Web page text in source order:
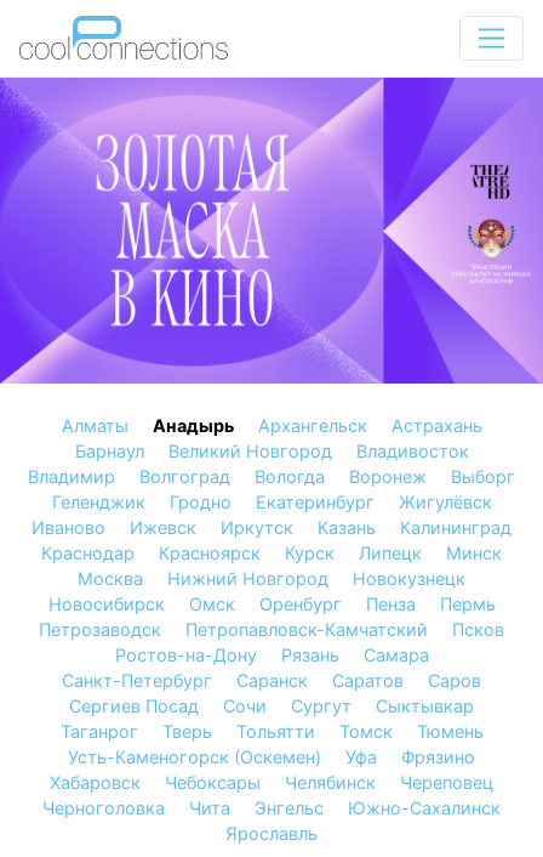
Алматы Анадырь Архангельск
Астрахань
Барнаул
Великий Новгород
Владивосток
Владимир
Волгоград Вологда Воронеж
Выборг
Геленджик
Гродно Екатеринбург
Жигулёвск
Иваново
Ижевск Иркутск Казань
Калининград
Краснодар
Красноярск Курск Липецк
Минск
Москва
Нижний Новгород
Новокузнецк
Новосибирск
Омск Оренбург Пенза
Пермь
Петрозаводск
Петропавловск-Камчатский
Псков
Ростов-на-Дону
Рязань
Самара
Санкт-Петербург
Саранск Саратов
Саров
Сергиев Посад
Сочи Сургут
Сыктывкар
Таганрог
Тверь Тольятти Томск
Тюмень
Усть-Каменогорск (Оскемен)
Уфа
Фрязино
Хабаровск
Чебоксары Челябинск
Череповец
Черноголовка
Чита Энгельс
Южно-Сахалинск
Ярославль